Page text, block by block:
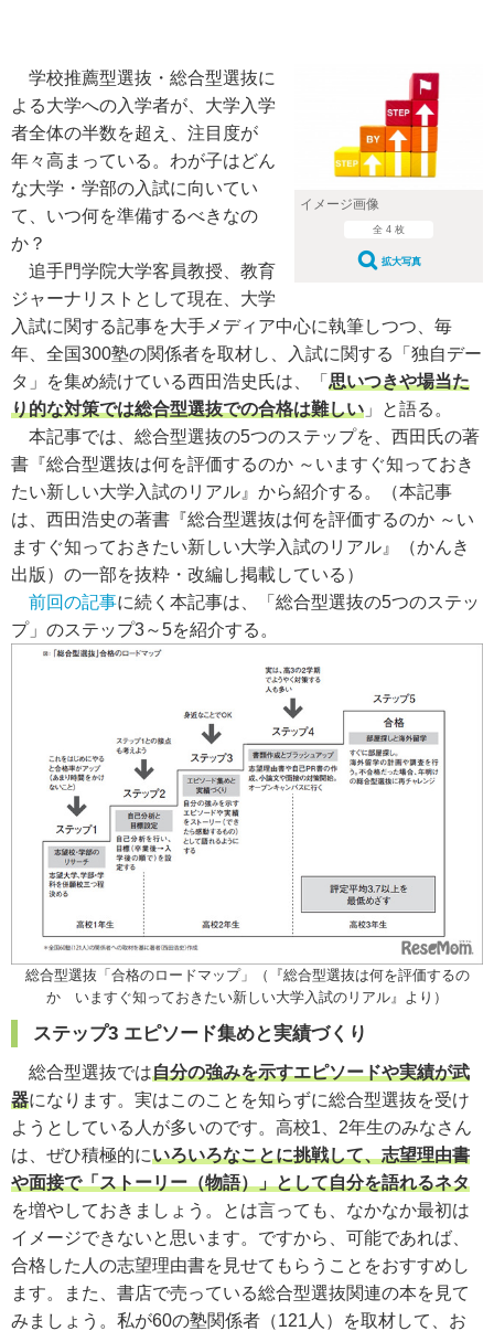
イメージ画像
全 4 枚
拡大写真
学校推薦型選抜・総合型選抜に
よる大学への入学者が、大学入学
者全体の半数を超え、注目度が
年々高まっている。わが子はどん
な大学・学部の入試に向いてい
て、いつ何を準備するべきなの
か？
追手門学院大学客員教授、教育
ジャーナリストとして現在、大学
入試に関する記事を大手メディア中心に執筆しつつ、毎
年、全国300塾の関係者を取材し、入試に関する「独自デー
タ」を集め続けている西田浩史氏は、「 思いつきや場当た
り的な対策では総合型選抜での合格は難しい 」と語る。
本記事では、総合型選抜の5つのステップを、西田氏の著
書『総合型選抜は何を評価するのか ～いますぐ知っておき
たい新しい大学入試のリアル』から紹介する。
（本記事
は、西田浩史の著書『総合型選抜は何を評価するのか ～い
ますぐ知っておきたい新しい大学入試のリアル』（かんき
出版）の一部を抜粋・改編し掲載している）
前回の記事に続く本記事は、「総合型選抜の5つのステッ
プ」のステップ3～5を紹介する。
総合型選抜「合格のロードマップ」（『総合型選抜は何を評価するの
か いますぐ知っておきたい新しい大学入試のリアル』より）
ステップ3 エピソード集めと実績づくり
総合型選抜では自分の強みを示すエピソードや実績が武
器になります。実はこのことを知らずに総合型選抜を受け
ようとしている人が多いのです。高校1、2年生のみなさん
は、ぜひ積極的にいろいろなことに挑戦して、志望理由書
や面接で「ストーリー（物語）」として自分を語れるネタ
を増やしておきましょう。とは言っても、なかなか最初は
イメージできないと思います。ですから、可能であれば、
合格した人の志望理由書を見せてもらうことをおすすめし
ます。また、書店で売っている総合型選抜関連の本を見て
みましょう。私が60の塾関係者（121人）を取材して、お